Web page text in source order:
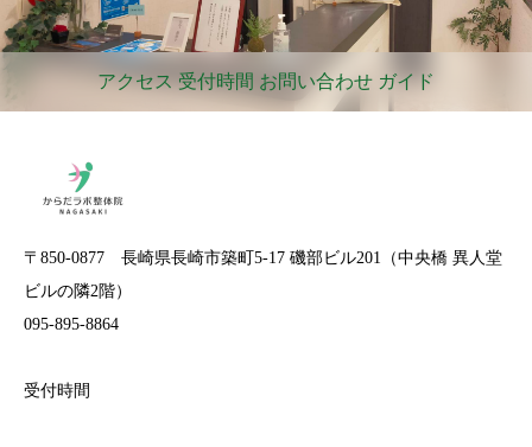
アクセス 受付時間 お問い合わせ ガイド
〒850-0877 長崎県長崎市築町5-17 磯部ビル201（中央橋 異人堂
ビルの隣2階）
095-895-8864
受付時間